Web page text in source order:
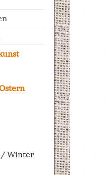
Winter